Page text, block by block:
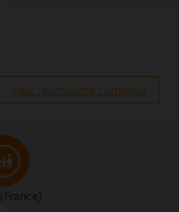
Vedi recensione completa
(France)